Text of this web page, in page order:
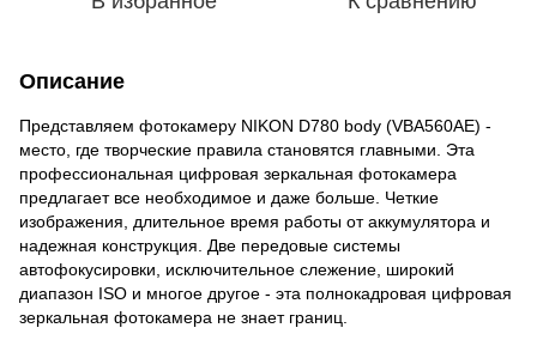
Описание
Представляем фотокамеру NIKON D780 body (VBA560AE) -
место, где творческие правила становятся главными. Эта
профессиональная цифровая зеркальная фотокамера
предлагает все необходимое и даже больше. Четкие
изображения, длительное время работы от аккумулятора и
надежная конструкция. Две передовые системы
автофокусировки, исключительное слежение, широкий
диапазон ISO и многое другое - эта полнокадровая цифровая
зеркальная фотокамера не знает границ.